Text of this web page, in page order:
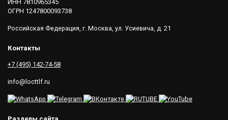
ИНН 7810965345
ОГРН 1247800093738
Российская Федерация, г. Москва, ул. Усиевича, д. 21
Контакты
+7 (495) 142-74-58
info@locttlf.ru